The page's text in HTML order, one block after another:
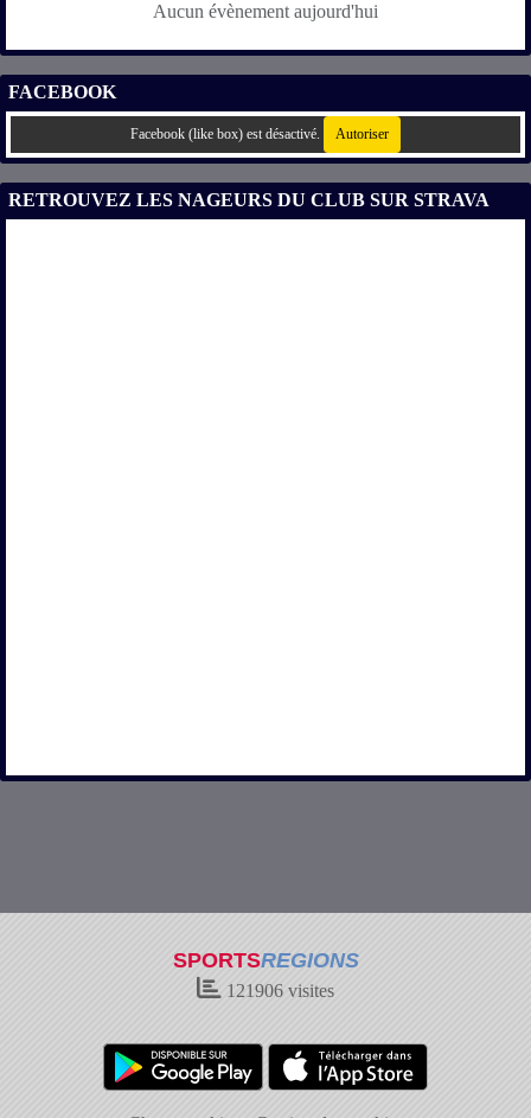
Aucun évènement aujourd'hui
FACEBOOK
Facebook (like box) est désactivé. Autoriser
RETROUVEZ LES NAGEURS DU CLUB SUR STRAVA
SPORTSREGIONS
121906 visites